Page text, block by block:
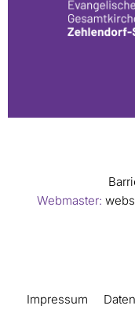
Webmaster:
Impressum